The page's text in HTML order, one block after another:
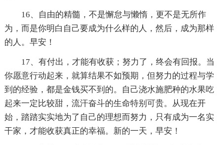
16、自由的精髓，不是懈怠与懒惰，更不是无所作
为，而是你明白自己要成为什么样的人，然后，成为那样
的人。早安！
17、有付出，才能有收获；努力了，终会有回报。当
你愿意行动起来，就算结果不如预期，但努力的过程与学
到的经验，都是金钱买不到的。自己浇水施肥种的水果吃
起来一定比较甜，流汗奋斗的生命特别可贵。从现在开
始，踏踏实实地为了自己的理想而努力，只有成为一名实
干家，才能收获真正的幸福。新的一天，早安！